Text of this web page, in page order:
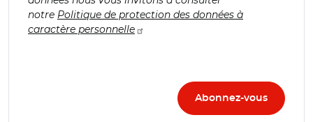
notre Politique de protection des données à
caractère personnelle